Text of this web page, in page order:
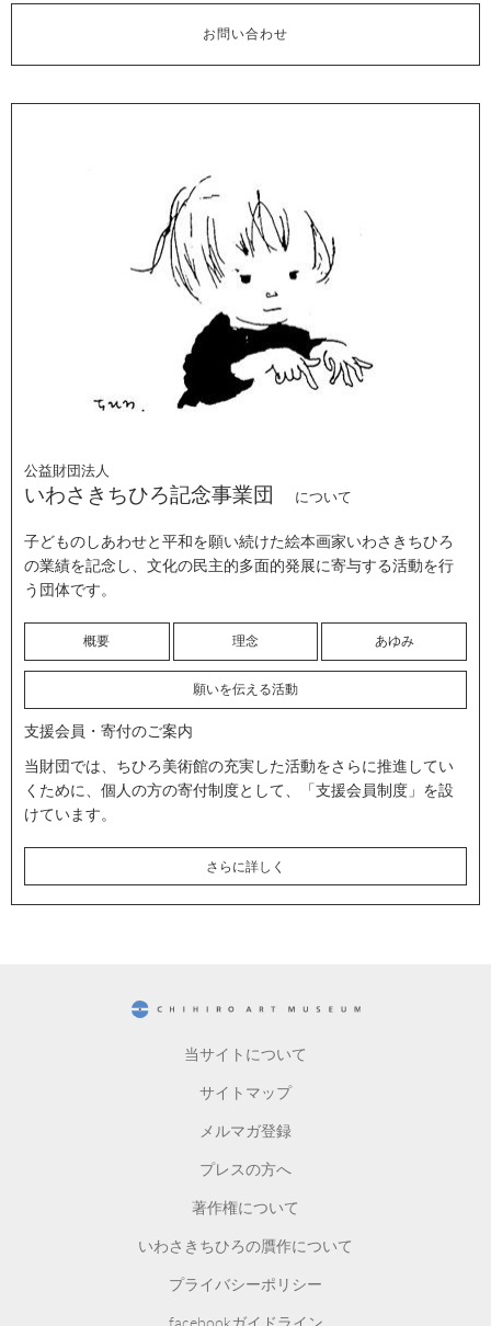
お問い合わせ
公益財団法人
いわさきちひろ記念事業団 について
子どものしあわせと平和を願い続けた絵本画家いわさきちひろ
の業績を記念し、文化の民主的多面的発展に寄与する活動を行
う団体です。
概要 理念 あゆみ
願いを伝える活動
支援会員・寄付のご案内
当財団では、ちひろ美術館の充実した活動をさらに推進してい
くために、個人の方の寄付制度として、「支援会員制度」を設
けています。
さらに詳しく
当サイトについて
サイトマップ
メルマガ登録
プレスの方へ
著作権について
いわさきちひろの贋作について
プライバシーポリシー